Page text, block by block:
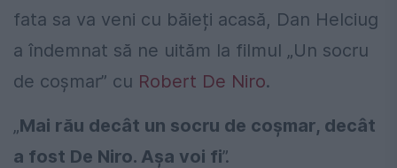
fata sa va veni cu băieți acasă, Dan Helciug
a îndemnat să ne uităm la filmul „Un socru
de coșmar” cu Robert De Niro.
„Mai rău decât un socru de coșmar, decât
a fost De Niro. Așa voi fi”.